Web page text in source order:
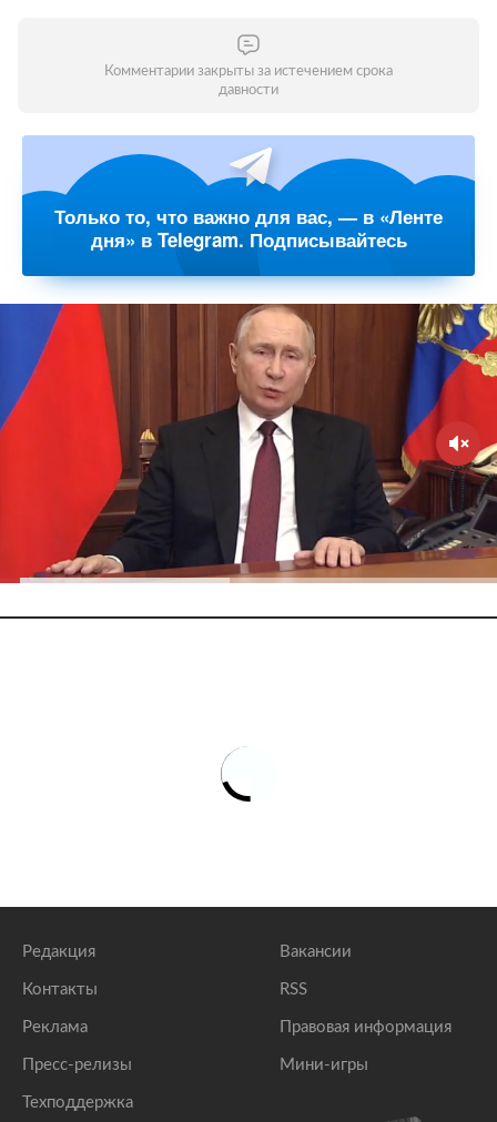
Комментарии закрыты за истечением срока
давности
Только то, что важно для вас, — в «Ленте
дня» в Telegram. Подписывайтесь
Редакция
Контакты
Реклама
Пресс-релизы
Техподдержка
Вакансии
RSS
Правовая информация
Мини-игры